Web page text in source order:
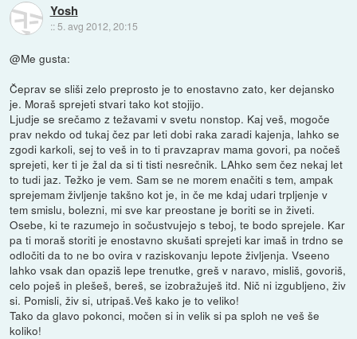
Yosh
:: 5. avg 2012, 20:15
@Me gusta:
Čeprav se sliši zelo preprosto je to enostavno zato, ker dejansko
je. Moraš sprejeti stvari tako kot stojijo.
Ljudje se srečamo z težavami v svetu nonstop. Kaj veš, mogoče
prav nekdo od tukaj čez par leti dobi raka zaradi kajenja, lahko se
zgodi karkoli, sej to veš in to ti pravzaprav mama govori, pa nočeš
sprejeti, ker ti je žal da si ti tisti nesrečnik. LAhko sem čez nekaj let
to tudi jaz. Težko je vem. Sam se ne morem enačiti s tem, ampak
sprejemam življenje takšno kot je, in če me kdaj udari trpljenje v
tem smislu, bolezni, mi sve kar preostane je boriti se in živeti.
Osebe, ki te razumejo in sočustvujejo s teboj, te bodo sprejele. Kar
pa ti moraš storiti je enostavno skušati sprejeti kar imaš in trdno se
odločiti da to ne bo ovira v raziskovanju lepote življenja. Vseeno
lahko vsak dan opaziš lepe trenutke, greš v naravo, misliš, govoriš,
celo poješ in plešeš, bereš, se izobražuješ itd. Nič ni izgubljeno, živ
si. Pomisli, živ si, utripaš.Veš kako je to veliko!
Tako da glavo pokonci, močen si in velik si pa sploh ne veš še
koliko!